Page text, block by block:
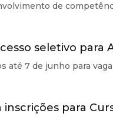
de
seletivo para
até 7 de junho para
para